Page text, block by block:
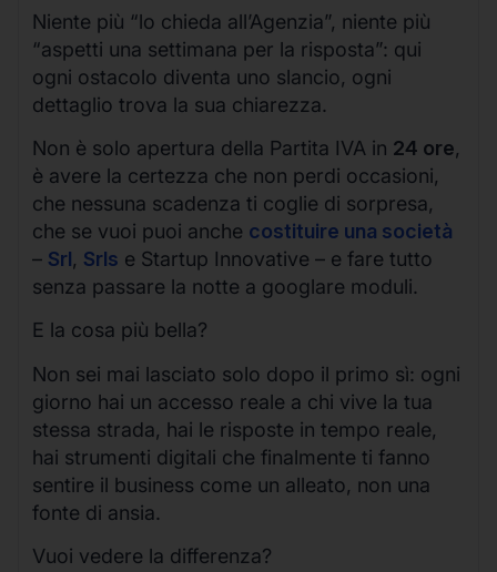
Niente più “lo chieda all’Agenzia”, niente più
“aspetti una settimana per la risposta”: qui
ogni ostacolo diventa uno slancio, ogni
dettaglio trova la sua chiarezza.
Non è solo apertura della Partita IVA in 24 ore,
è avere la certezza che non perdi occasioni,
che nessuna scadenza ti coglie di sorpresa,
che se vuoi puoi anche costituire una società
– Srl, Srls e Startup Innovative – e fare tutto
senza passare la notte a googlare moduli.
E la cosa più bella?
Non sei mai lasciato solo dopo il primo sì: ogni
giorno hai un accesso reale a chi vive la tua
stessa strada, hai le risposte in tempo reale,
hai strumenti digitali che finalmente ti fanno
sentire il business come un alleato, non una
fonte di ansia.
Vuoi vedere la differenza?